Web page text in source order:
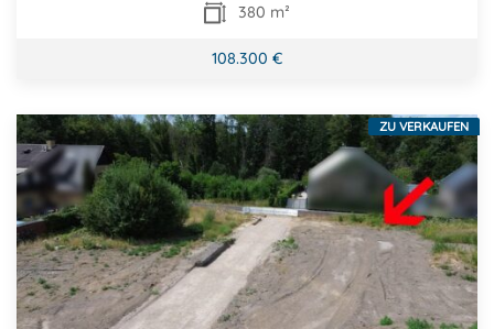
380 m²
108.300 €
ZU VERKAUFEN